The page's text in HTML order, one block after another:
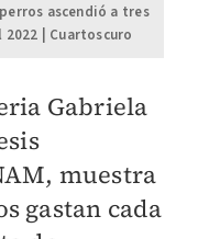
ascendió a tres
| Cuartoscuro
Gabriela
muestra
gastan cada